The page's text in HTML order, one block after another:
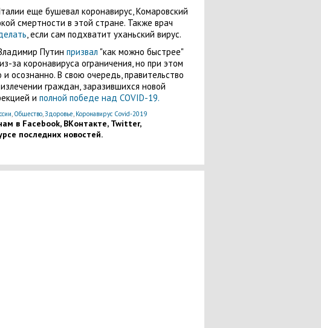
еще бушевал коронавирус, Комаровский
смертности в этой стране. Также врач
, если сам подхватит уханьский вирус.
Путин призвал "как можно быстрее"
за коронавируса ограничения, но при этом
и осознанно. В свою очередь, правительство
граждан, заразившихся новой
и полной победе над COVID-19.
, Общество,Здоровье, Коронавирус Covid-2019
в Facebook, ВКонтакте, Twitter,
последних новостей.